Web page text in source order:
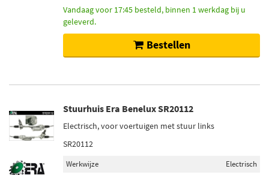
Vandaag voor 17:45 besteld, binnen 1 werkdag bij u
geleverd.
Bestellen
Stuurhuis Era Benelux SR20112
Electrisch, voor voertuigen met stuur links
SR20112
Werkwijze
Electrisch